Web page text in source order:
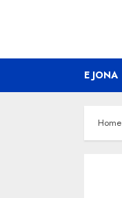
E JONA
Home